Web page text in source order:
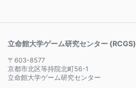
立命館大学ゲーム研究センター (RCGS)
〒603-8577
京都市北区等持院北町56-1
立命館大学ゲーム研究センター